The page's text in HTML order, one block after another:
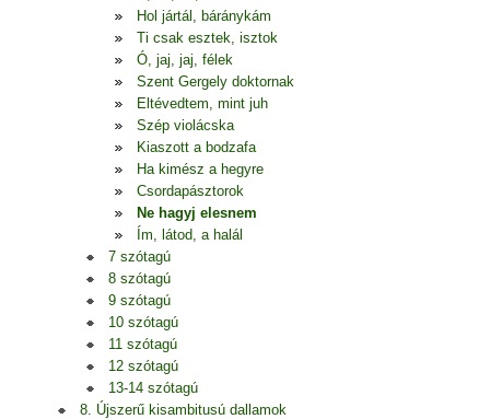
Hol jártál, báránykám
Ti csak esztek, isztok
Ó, jaj, jaj, félek
Szent Gergely doktornak
Eltévedtem, mint juh
Szép violácska
Kiaszott a bodzafa
Ha kimész a hegyre
Csordapásztorok
Ne hagyj elesnem
Ím, látod, a halál
7 szótagú
8 szótagú
9 szótagú
10 szótagú
11 szótagú
12 szótagú
13-14 szótagú
8. Újszerű kisambitusú dallamok